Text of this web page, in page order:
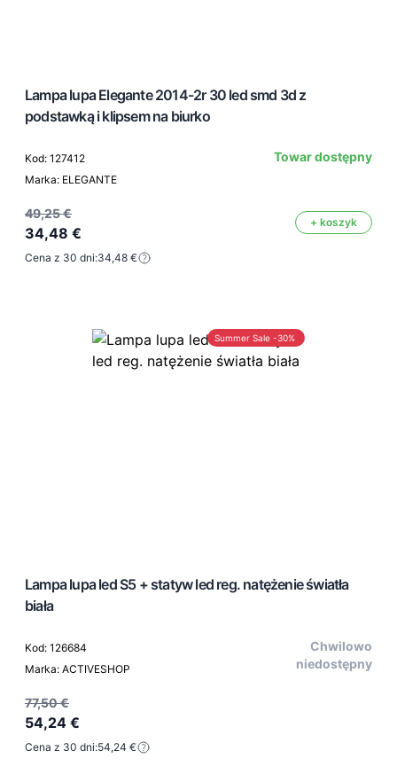
Lampa lupa Elegante 2014-2r 30 led smd 3d z
podstawką i klipsem na biurko
Kod: 127412
Marka: ELEGANTE
Towar dostępny
49,25 €
34,48 €
+ koszyk
Cena z 30 dni:34,48 €
Summer Sale -30%
Lampa lupa led S5 + statyw led reg. natężenie światła
biała
Kod: 126684
Marka: ACTIVESHOP
Chwilowo
niedostępny
77,50 €
54,24 €
Cena z 30 dni:54,24 €